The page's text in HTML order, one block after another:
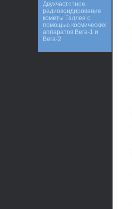
Двухчастотное
радиозондирование
кометы Галлея с
помощью космических
аппаратов Вега-1 и
Вега-2